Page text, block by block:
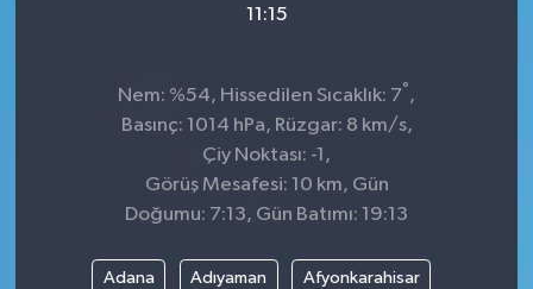
11:15
Nem: %54, Hissedilen Sıcaklık: 7° ,
Basınç: 1014 hPa, Rüzgar: 8 km/s,
Çiy Noktası: -1,
Görüş Mesafesi: 10 km, Gün
Doğumu: 7:13, Gün Batımı: 19:13
Adana Adıyaman Afyonkarahisar